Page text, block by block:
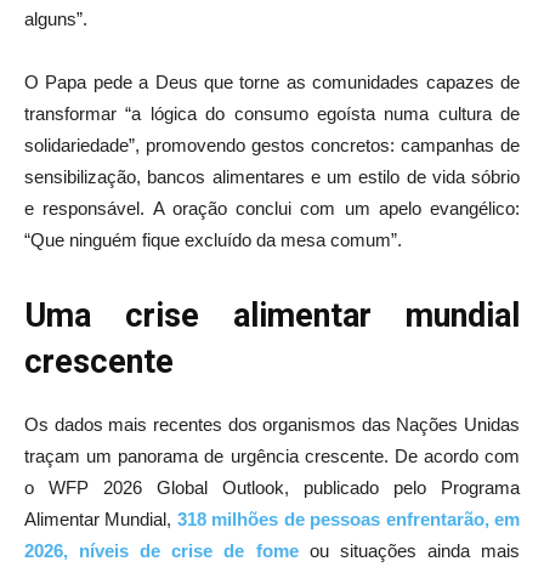
alguns”.
O Papa pede a Deus que torne as comunidades capazes de
transformar “a lógica do consumo egoísta numa cultura de
solidariedade”, promovendo gestos concretos: campanhas de
sensibilização, bancos alimentares e um estilo de vida sóbrio
e responsável. A oração conclui com um apelo evangélico:
“Que ninguém fique excluído da mesa comum”.
Uma crise alimentar mundial
crescente
Os dados mais recentes dos organismos das Nações Unidas
traçam um panorama de urgência crescente. De acordo com
o WFP 2026 Global Outlook, publicado pelo Programa
Alimentar Mundial, 318 milhões de pessoas enfrentarão, em
2026, níveis de crise de fomeou situações ainda mais